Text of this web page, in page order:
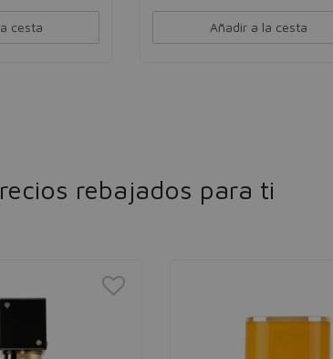
cesta Añadir a la cesta
rebajados para ti